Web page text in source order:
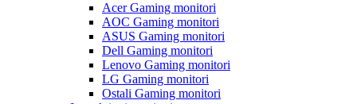
Acer Gaming monitori
AOC Gaming monitori
ASUS Gaming monitori
Dell Gaming monitori
Lenovo Gaming monitori
LG Gaming monitori
Ostali Gaming monitori